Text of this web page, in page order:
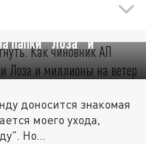
папки "Лоза" и
доносится знакомая
моего ухода,
Но...